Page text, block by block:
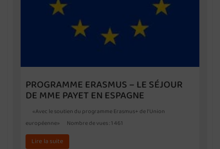
PROGRAMME ERASMUS – LE SÉJOUR
DE MME PAYET EN ESPAGNE
«Avec le soutien du programme Erasmus+ de l’Union
européenne» Nombre de vues : 1 461
Lire la suite